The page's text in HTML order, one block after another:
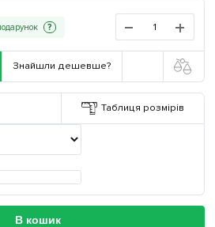
?
Знайшли дешевше?
Таблиця розмірів
В кошик